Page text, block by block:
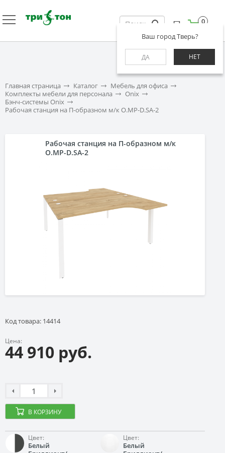
Ваш город Тверь?
ДА НЕТ
0
Главная страница Каталог
Мебель для офиса
Комплекты мебели для персонала
Onix
Бэнч-системы Onix
Рабочая станция на П-образном м/к O.MP-D.SA-2
Рабочая станция на П-образном м/к
O.MP-D.SA-2
Код товара: 14414
Цена:
44 910 руб.
В КОРЗИНУ
Цвет:
Белый
Цвет:
Белый